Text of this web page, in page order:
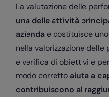
La valutazione delle
una delle attività
azienda e costituisce
nella valorizzazione
e verifica di obiettivi e
modo corretto aiuta a
contribuiscono al